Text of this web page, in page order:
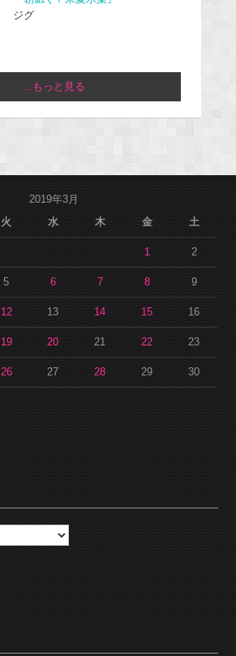
ジグ
...もっと見る
2019年3月
火 水 木 金 土
1 2
5 6 7 8 9
12 13 14 15 16
19 20 21 22 23
26 27 28 29 30